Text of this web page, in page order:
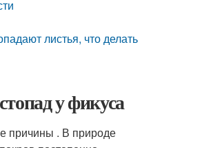
листья, что делать
у фикуса
причины . В природе